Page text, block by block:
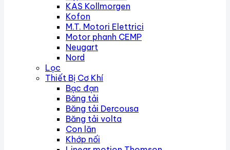
KAS Kollmorgen
Kofon
M.T. Motori Elettrici
Motor phanh CEMP
Neugart
Nord
Lọc
Thiết Bị Cơ Khí
Bạc đạn
Băng tải
Băng tải Dercousa
Băng tải volta
Con lăn
Khớp nối